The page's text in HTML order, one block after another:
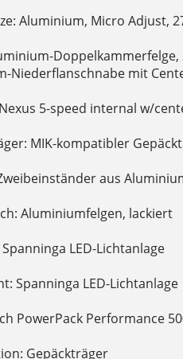
Aluminium, Micro Adjust,
Doppelkammerfelge,
Niederflanschnabe mit
5-speed internal w/
MIK-kompatibler
aus
Aluminiumfelgen, lackiert
LED-Lichtanlage
Spanninga LED-Lichtanlage
PowerPack Performance
Gepäckträger